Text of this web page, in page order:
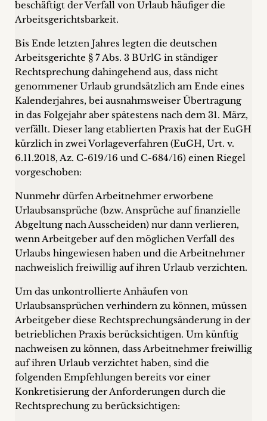
beschäftigt der Verfall von Urlaub häufiger die
Arbeitsgerichtsbarkeit.
Bis Ende letzten Jahres legten die deutschen
Arbeitsgerichte § 7 Abs. 3 BUrlG in ständiger
Rechtsprechung dahingehend aus, dass nicht
genommener Urlaub grundsätzlich am Ende eines
Kalenderjahres, bei ausnahmsweiser Übertragung
in das Folgejahr aber spätestens nach dem 31. März,
verfällt. Dieser lang etablierten Praxis hat der EuGH
kürzlich in zwei Vorlageverfahren (EuGH, Urt. v.
6.11.2018, Az. C-619/16 und C-684/16) einen Riegel
vorgeschoben:
Nunmehr dürfen Arbeitnehmer erworbene
Urlaubsansprüche (bzw. Ansprüche auf finanzielle
Abgeltung nach Ausscheiden) nur dann verlieren,
wenn Arbeitgeber auf den möglichen Verfall des
Urlaubs hingewiesen haben und die Arbeitnehmer
nachweislich freiwillig auf ihren Urlaub verzichten.
Um das unkontrollierte Anhäufen von
Urlaubsansprüchen verhindern zu können, müssen
Arbeitgeber diese Rechtsprechungsänderung in der
betrieblichen Praxis berücksichtigen. Um künftig
nachweisen zu können, dass Arbeitnehmer freiwillig
auf ihren Urlaub verzichtet haben, sind die
folgenden Empfehlungen bereits vor einer
Konkretisierung der Anforderungen durch die
Rechtsprechung zu berücksichtigen: